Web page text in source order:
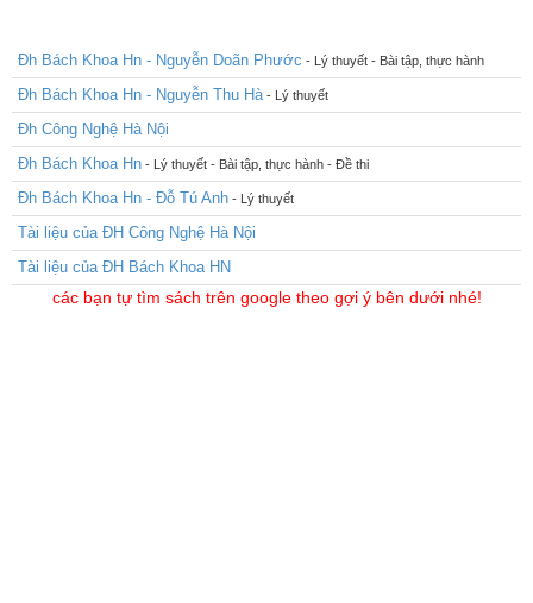
Đh Bách Khoa Hn - Nguyễn Doãn Phước - Lý thuyết - Bài tập, thực hành
Đh Bách Khoa Hn - Nguyễn Thu Hà - Lý thuyết
Đh Công Nghệ Hà Nội
Đh Bách Khoa Hn - Lý thuyết - Bài tập, thực hành - Đề thi
Đh Bách Khoa Hn - Đỗ Tú Anh - Lý thuyết
Tài liệu của ĐH Công Nghệ Hà Nội
Tài liệu của ĐH Bách Khoa HN
các bạn tự tìm sách trên google theo gợi ý bên dưới nhé!